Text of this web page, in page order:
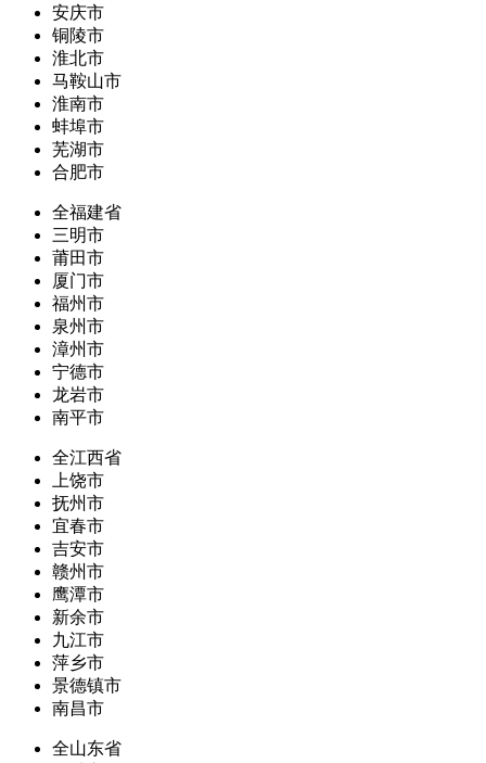
安庆市
铜陵市
淮北市
马鞍山市
淮南市
蚌埠市
芜湖市
合肥市
全福建省
三明市
莆田市
厦门市
福州市
泉州市
漳州市
宁德市
龙岩市
南平市
全江西省
上饶市
抚州市
宜春市
吉安市
赣州市
鹰潭市
新余市
九江市
萍乡市
景德镇市
南昌市
全山东省